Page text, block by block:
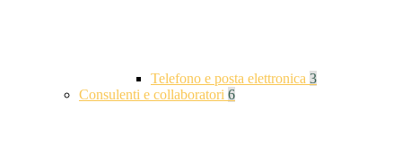
Telefono e posta elettronica 3
Consulenti e collaboratori 6